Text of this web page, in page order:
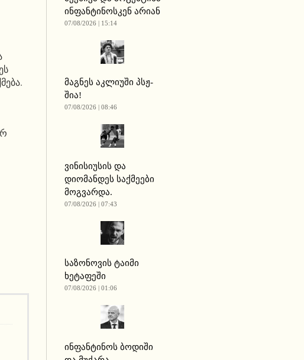
ინფანტინოსკენ არიან
07/08/2026 | 15:14
მაგნეს აკლიუში პსჟ-
შია!
07/08/2026 | 08:46
ვინისიუსის და
დიომანდეს საქმეები
მოგვარდა.
07/08/2026 | 07:43
საზონოვის ტაიმი
ხეტაფეში
07/08/2026 | 01:06
ინფანტინოს ბოდიში